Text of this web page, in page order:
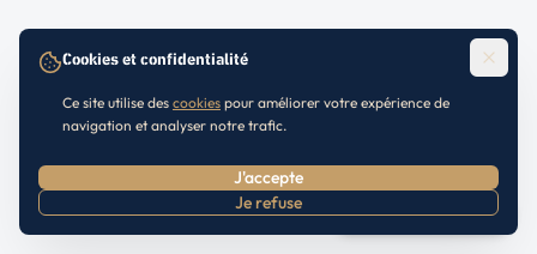
Prendre RDV
Cookies et confidentialité
Ce site utilise des cookies pour améliorer votre expérience de
navigation et analyser notre trafic.
J'accepte
Je refuse